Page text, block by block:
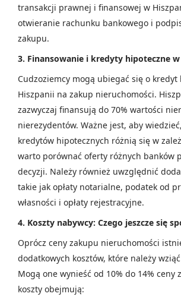
transakcji prawnej i finansowej w
otwieranie rachunku bankowego i
zakupu.
3. Finansowanie i kredyty hipoteczne
Cudzoziemcy mogą ubiegać się o
Hiszpanii na zakup nieruchomości.
zazwyczaj finansują do 70% wartości
nierezydentów. Ważne jest, aby
kredytów hipotecznych różnią się w
warto porównać oferty różnych banków
decyzji. Należy również uwzględnić
takie jak opłaty notarialne, podatek od
własności i opłaty rejestracyjne.
4. Koszty nabywcy: Czego jeszcze się
Oprócz ceny zakupu nieruchomości
dodatkowych kosztów, które należy
Mogą one wynieść od 10% do 14% ceny
koszty obejmują: